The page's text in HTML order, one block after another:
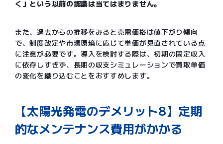
く」という以前の認識は当てはまりません。
また、過去からの推移をみると売電価格は値下がり傾向
で、制度改定や市場環境に応じて単価が見直されている点
に注意が必要です。導入を検討する際は、初期の固定収入
に依存しすぎず、長期の収支シミュレーションで買取単価
の変化を織り込むことをおすすめします。
【太陽光発電のデメリット8】定期
的なメンテナンス費用がかかる